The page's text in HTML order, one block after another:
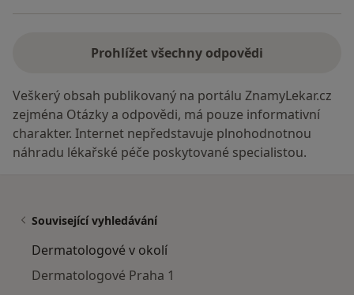
Prohlížet všechny odpovědi
Veškerý obsah publikovaný na portálu ZnamyLekar.cz
zejména Otázky a odpovědi, má pouze informativní
charakter. Internet nepředstavuje plnohodnotnou
náhradu lékařské péče poskytované specialistou.
Související vyhledávání
Dermatologové v okolí
Dermatologové Praha 1